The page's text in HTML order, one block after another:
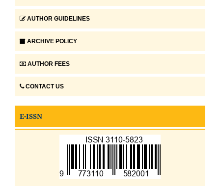
AUTHOR GUIDELINES
ARCHIVE POLICY
AUTHOR FEES
CONTACT US
E-ISSN